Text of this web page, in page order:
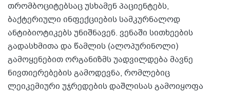
თრომბოციტებსაც უსხამენ პაციენტებს,
ბაქტერიული ინფექციების სამკურნალოდ
ანტიბიოტიკებს უნიშნავენ. ვენაში სითხეების
გადასხმითა და წამლის (ალოპურინოლი)
გამოყენებით ორგანიზმს უადვილდება მავნე
ნივთიერებების გამოდევნა, რომლებიც
ლეიკემიური უჯრედების დაშლისას გამოიყოფა